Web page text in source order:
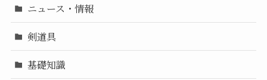
ニュース・情報
剣道具
基礎知識